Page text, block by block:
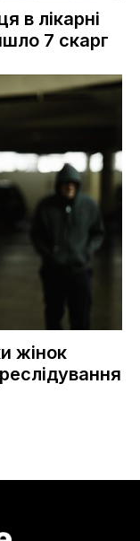
в лікарні
7 скарг
жінок